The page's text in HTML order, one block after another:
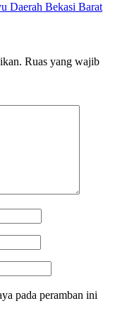
Daerah Bekasi Barat
Ruas yang wajib
pada peramban ini